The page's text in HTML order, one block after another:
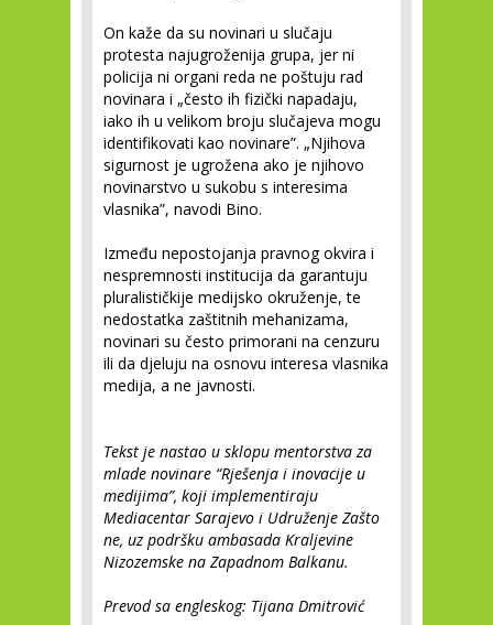
On kaže da su novinari u slučaju
protesta najugroženija grupa, jer ni
policija ni organi reda ne poštuju rad
novinara i „često ih fizički napadaju,
iako ih u velikom broju slučajeva mogu
identifikovati kao novinare”. „Njihova
sigurnost je ugrožena ako je njihovo
novinarstvo u sukobu s interesima
vlasnika”, navodi Bino.
Između nepostojanja pravnog okvira i
nespremnosti institucija da garantuju
pluralističkije medijsko okruženje, te
nedostatka zaštitnih mehanizama,
novinari su često primorani na cenzuru
ili da djeluju na osnovu interesa vlasnika
medija, a ne javnosti.
Tekst je nastao u sklopu mentorstva za
mlade novinare “Rješenja i inovacije u
medijima”, koji implementiraju
Mediacentar Sarajevo i Udruženje Zašto
ne, uz podršku ambasada Kraljevine
Nizozemske na Zapadnom Balkanu.
Prevod sa engleskog: Tijana Dmitrović